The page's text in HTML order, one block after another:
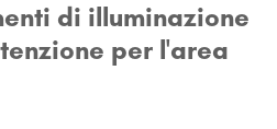
di illuminazione
per l'area